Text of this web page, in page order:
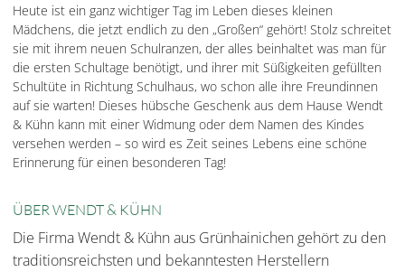
Heute ist ein ganz wichtiger Tag im Leben dieses kleinen
Mädchens, die jetzt endlich zu den „Großen“ gehört! Stolz schreitet
sie mit ihrem neuen Schulranzen, der alles beinhaltet was man für
die ersten Schultage benötigt, und ihrer mit Süßigkeiten gefüllten
Schultüte in Richtung Schulhaus, wo schon alle ihre Freundinnen
auf sie warten! Dieses hübsche Geschenk aus dem Hause Wendt
& Kühn kann mit einer Widmung oder dem Namen des Kindes
versehen werden – so wird es Zeit seines Lebens eine schöne
Erinnerung für einen besonderen Tag!
ÜBER WENDT & KÜHN
Die Firma Wendt & Kühn aus Grünhainichen gehört zu den
traditionsreichsten und bekanntesten Herstellern